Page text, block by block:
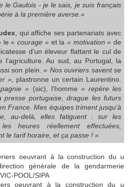
le Gaulois - je le sais, je suis français
à la première averse.»
, qui affiche ses partenariats avec
le« courage » et la « motivation » de
d'un éleveur flattant le cul de
l'agriculture. Au sud, au Portugal, la
son plein.« Nos ouvriers savent se
»,
plastronne un certain Laurentino.
» (sic), l'homme « repère les
portugaise, drague les futurs
France. Mes équipes triment jusqu'à
au-delà, elles fatiguent : sur les
heures réellement effectuées,
le tarif horaire, et ça passe ! »
oeuvrant à la construction du u